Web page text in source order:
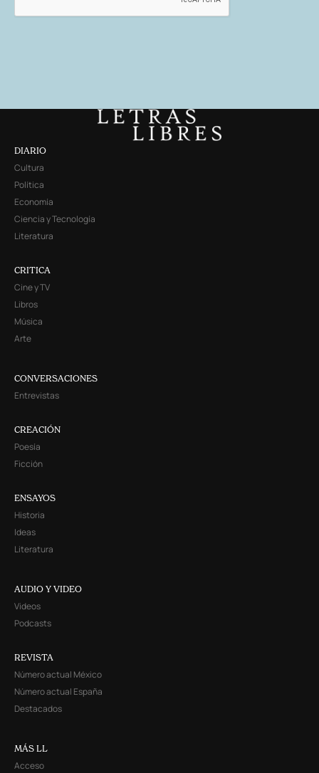
DIARIO
Cultura
Política
Economía
Ciencia y Tecnología
Literatura
CRITICA
Cine y TV
Libros
Música
Arte
CONVERSACIONES
Entrevistas
CREACIÓN
Poesía
Ficción
ENSAYOS
Historia
Ideas
Literatura
AUDIO Y VIDEO
Videos
Podcasts
REVISTA
Número actual México
Número actual España
Destacados
MÁS LL
Acceso